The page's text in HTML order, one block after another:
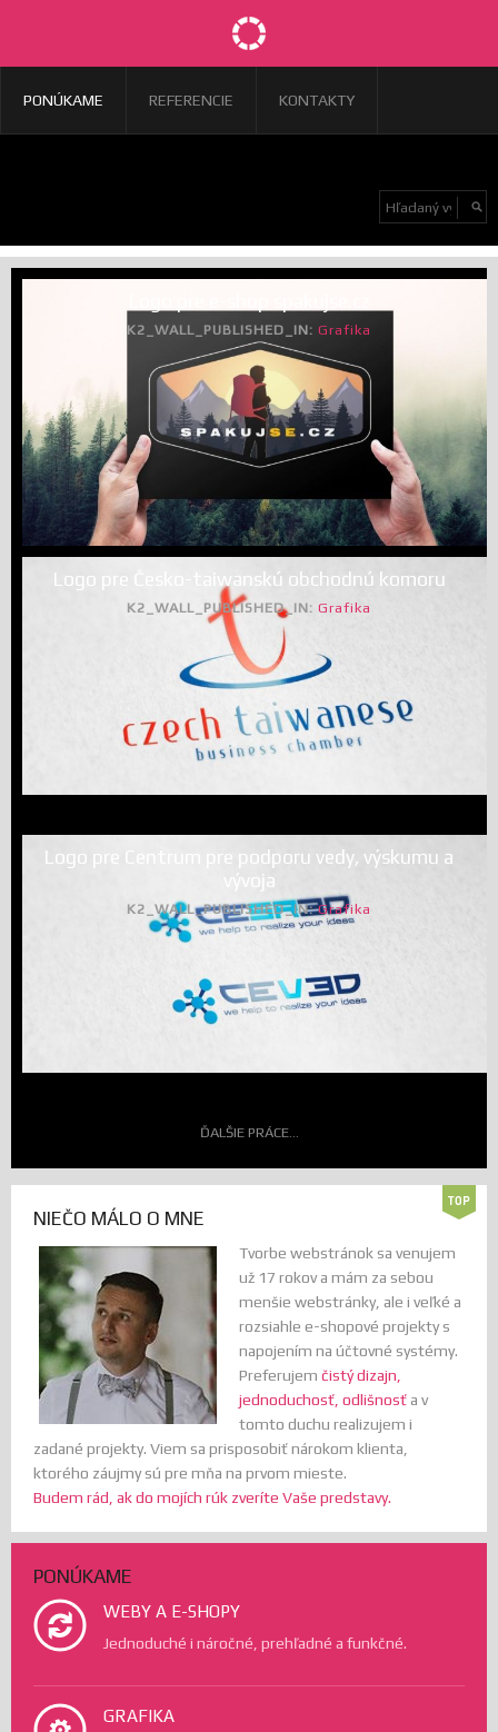
PONÚKAME REFERENCIE KONTAKTY
K2_WALL_PUBLISHED_IN: Grafika
Logo pre Česko-taiwanskú obchodnú komoru
K2_WALL_PUBLISHED_IN: Grafika
Logo pre Centrum pre podporu vedy, výskumu a
vývoja
K2_WALL_PUBLISHED_IN:Grafika
ĎALŠIE PRÁCE...
NIEČO MÁLO O MNE
Tvorbe webstránok sa venujem
už 17 rokov a mám za sebou
menšie webstránky, ale i veľké a
rozsiahle e-shopové projekty s
napojením na účtovné systémy.
Preferujem čistý dizajn,
jednoduchosť, odlišnosť a v
tomto duchu realizujem i
zadané projekty. Viem sa prisposobiť nárokom klienta,
ktorého záujmy sú pre mňa na prvom mieste.
Budem rád, ak do mojích rúk zveríte Vaše predstavy.
PONÚKAME
WEBY A E-SHOPY
Jednoduché i náročné, prehľadné a funkčné.
GRAFIKA